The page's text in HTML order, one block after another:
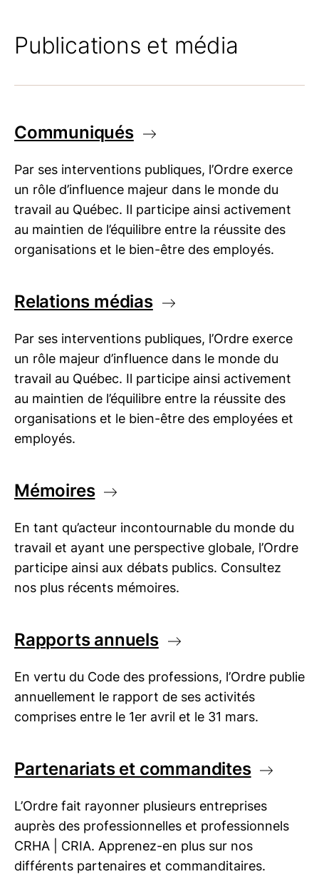
Publications et média
Communiqués
Par ses interventions publiques, l’Ordre exerce
un rôle d’influence majeur dans le monde du
travail au Québec. Il participe ainsi activement
au maintien de l’équilibre entre la réussite des
organisations et le bien-être des employés.
Relations médias
Par ses interventions publiques, l’Ordre exerce
un rôle majeur d’influence dans le monde du
travail au Québec. Il participe ainsi activement
au maintien de l’équilibre entre la réussite des
organisations et le bien-être des employées et
employés.
Mémoires
En tant qu’acteur incontournable du monde du
travail et ayant une perspective globale, l’Ordre
participe ainsi aux débats publics. Consultez
nos plus récents mémoires.
Rapports annuels
En vertu du Code des professions, l’Ordre publie
annuellement le rapport de ses activités
comprises entre le 1er avril et le 31 mars.
Partenariats et commandites
L’Ordre fait rayonner plusieurs entreprises
auprès des professionnelles et professionnels
CRHA | CRIA. Apprenez-en plus sur nos
différents partenaires et commanditaires.